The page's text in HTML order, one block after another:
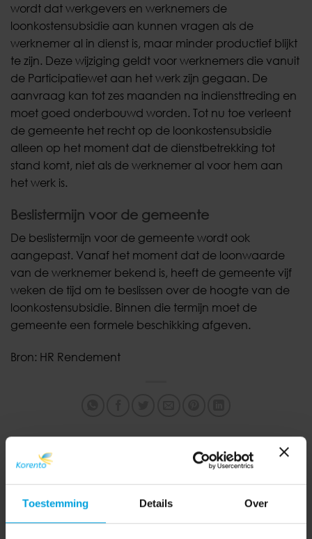
Toestemming Details Over
wordt dat werkgevers en werknemers de
loonkostensubsidie aan kunnen vragen als de
werknemer al in dienst is, maar minder productief blijkt
te zijn. Deze wijziging geldt voor werknemers die vanuit
de Participatiewet aan het werk zijn gegaan. De
aanvraag kan tot zes maanden na indiensttreding en
moet goed onderbouwd worden. Tot nu toe verleent
de gemeente het recht op de loonkostensubsidie
alleen op het moment dat de dienstbetrekking tot
stand komt, niet als de werknemer al voor hem aan
het werk is.
Beslistermijn voor de gemeente
De beslistermijn voor de gemeente wordt ook
aangepast. Vanaf het moment dat de loonwaarde
van de werknemer bekend is, heeft de gemeente vijf
weken de tijd om te beslissen over de hoogte van de
loonkostensubsidie. Binnen die termijn moet de
gemeente een formele beschikking afgeven.
Bron: HR Rendement
Vergeet bij ziekte
Wie zoet is krijgt lekkers..